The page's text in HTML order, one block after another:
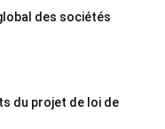
des sociétés
du projet de loi de